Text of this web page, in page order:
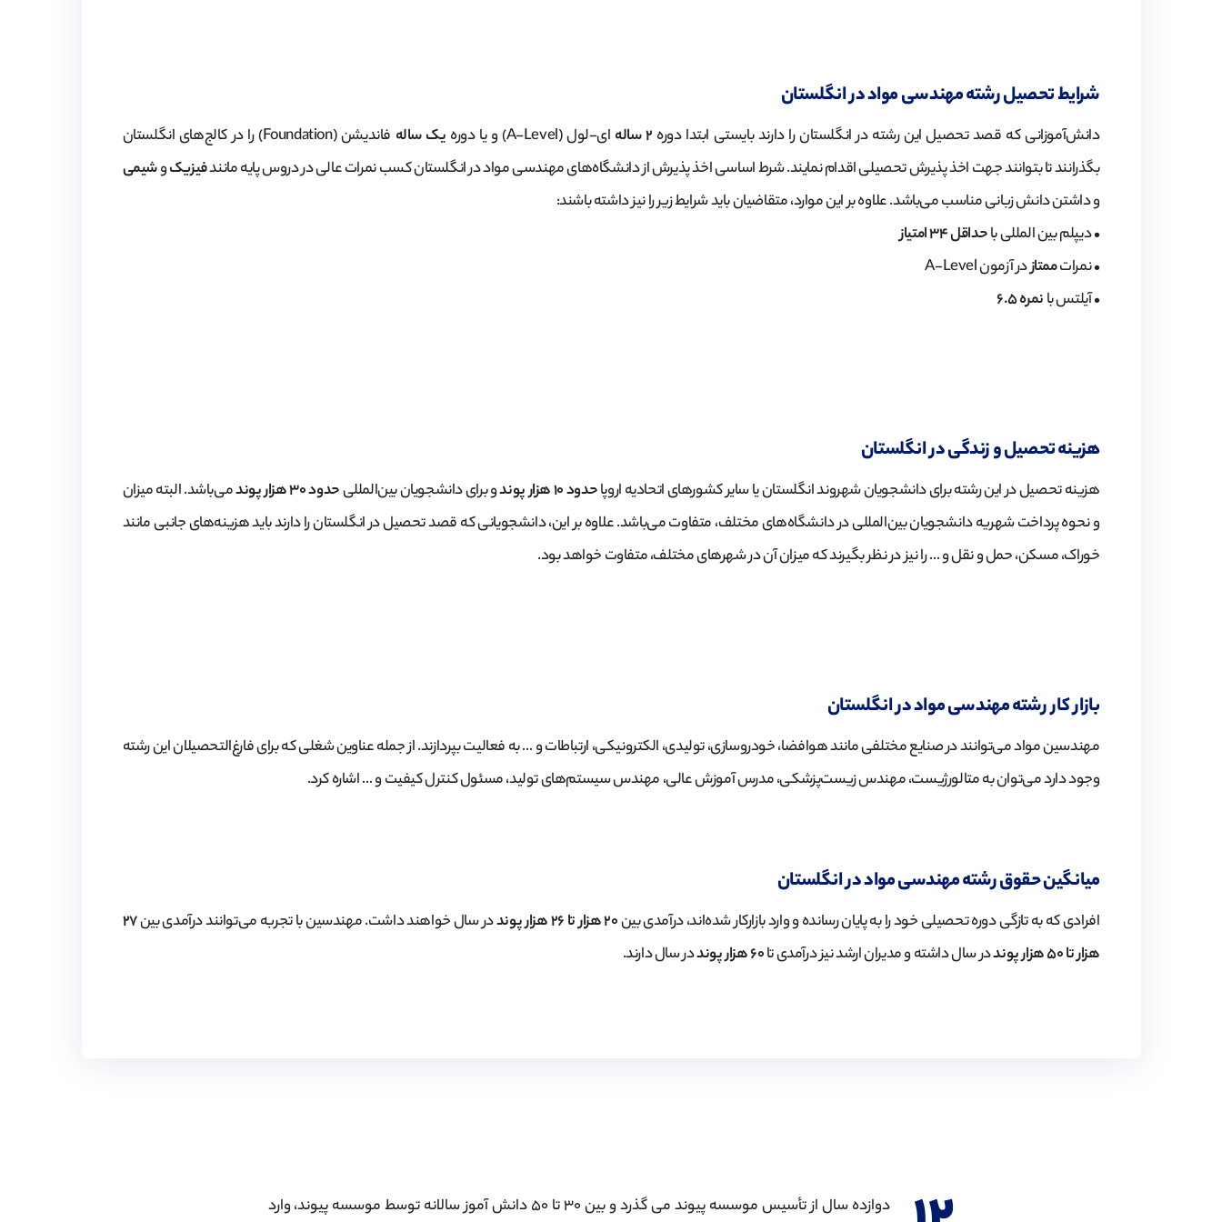
شرایط تحصیل رشته مهندسی مواد در انگلستان
دانش‌آموزانی که قصد تحصیل این رشته در انگلستان را دارند بایستی ابتدا دوره ۲ ساله ای-لول (A-Level) و یا دوره یک ساله
فاندیشن (Foundation) را در کالج‌های انگلستان
بگذرانند تا بتوانند جهت اخذ پذیرش تحصیلی اقدام نمایند. شرط اساسی اخذ پذیرش از دانشگاه‌های مهندسی مواد در انگلستان کسب نمرات عالی در دروس پایه مانندفیزیکوشیمی
و داشتن دانش زبانی مناسب می‌باشد. علاوه بر این موارد، متقاضیان باید شرایط زیر را نیز داشته باشند:
• دیپلم بین المللی باحداقل ۳۴ امتیاز
• نمراتممتازدر آزمون A-Level
• آیلتس بانمره ۶.۵
هزینه تحصیل و زندگی در انگلستان
هزینه تحصیل در این رشته برای دانشجویان شهروند انگلستان یا سایر کشورهای اتحادیه اروپاحدود ۱۰ هزار پوند و برای دانشجویان بین‌المللیحدود ۳۰‌ هزار‌ پوند
می‌باشد. البته میزان
و نحوه پرداخت شهریه دانشجویان بین‌المللی در دانشگاه‌های مختلف، متفاوت می‌باشد. علاوه بر این، دانشجویانی که قصد تحصیل در انگلستان را دارند باید هزینه‌های جانبی مانند
خوراک، مسکن، حمل و نقل و … را نیز در نظر بگیرند که میزان آن در شهرهای مختلف، متفاوت خواهد بود.
بازار کار رشته مهندسی مواد در انگلستان
مهندسین مواد می‌توانند در صنایع مختلفی مانند هوافضا، خودروسازی، تولیدی، الکترونیکی، ارتباطات و … به فعالیت بپردازند. از جمله عناوین شغلی که برای فارغ‌التحصیلان این رشته
وجود دارد می‌توان به متالورژیست، مهندس زیست‌پزشکی، مدرس آموزش عالی، مهندس سیستم‌های تولید، مسئول کنترل کیفیت و … اشاره کرد.
میانگین حقوق رشته مهندسی مواد در انگلستان
افرادی که به تازگی دوره تحصیلی خود را به پایان رسانده و وارد بازارکار شده‌اند، درآمدی بین۲۰ هزار تا ۲۶ هزار پوند در سال خواهند داشت. مهندسین با تجربه می‌توانند درآمدی بین۲۷
هزار تا ۵۰ هزار پوند
در سال داشته و مدیران ارشد نیز درآمدی تا۶۰ هزار پوند در سال دارند.
دوازده سال از تأسیس موسسه پیوند می گذرد و بین ۳۰ تا ۵۰ دانش آموز سالانه توسط موسسه پیوند، وارد